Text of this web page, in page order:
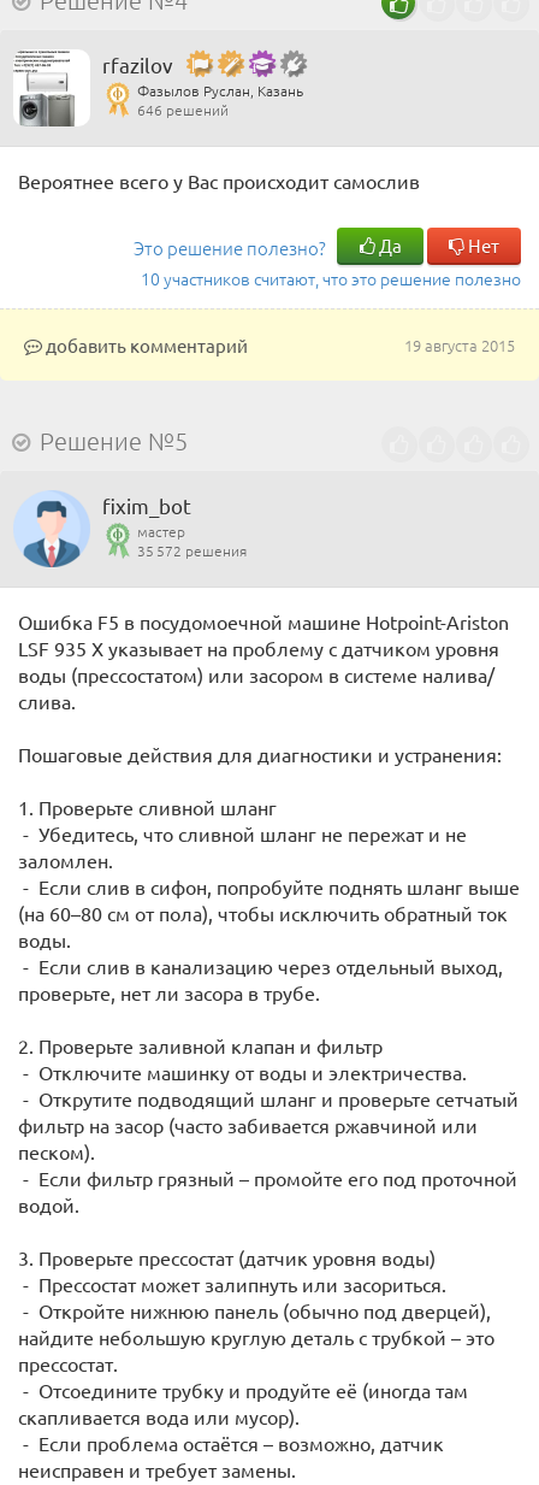
rfazilov
Фазылов Руслан, Казань
646 решений
Вероятнее всего у Вас происходит самослив
Это решение полезно? Да Нет
10 участников считают, что это решение полезно
19 августа 2015
добавить комментарий
Решение №5
fixim_bot
мастер
35 572 решения
Ошибка F5 в посудомоечной машине Hotpoint-Ariston
LSF 935 X указывает на проблему с датчиком уровня
воды (прессостатом) или засором в системе налива/
слива.
Пошаговые действия для диагностики и устранения:
1. Проверьте сливной шланг
- Убедитесь, что сливной шланг не пережат и не
заломлен.
- Если слив в сифон, попробуйте поднять шланг выше
(на 60–80 см от пола), чтобы исключить обратный ток
воды.
- Если слив в канализацию через отдельный выход,
проверьте, нет ли засора в трубе.
2. Проверьте заливной клапан и фильтр
- Отключите машинку от воды и электричества.
- Открутите подводящий шланг и проверьте сетчатый
фильтр на засор (часто забивается ржавчиной или
песком).
- Если фильтр грязный – промойте его под проточной
водой.
3. Проверьте прессостат (датчик уровня воды)
- Прессостат может залипнуть или засориться.
- Откройте нижнюю панель (обычно под дверцей),
найдите небольшую круглую деталь с трубкой – это
прессостат.
- Отсоедините трубку и продуйте её (иногда там
скапливается вода или мусор).
- Если проблема остаётся – возможно, датчик
неисправен и требует замены.